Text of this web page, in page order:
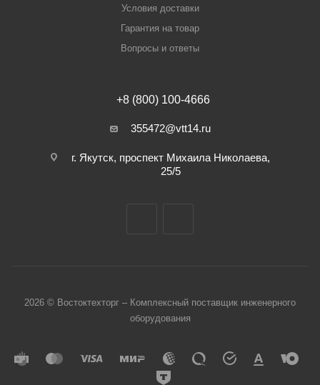
Условия доставки
Гарантия на товар
Вопросы и ответы
+8 (800) 100-4666
355472@vtt14.ru
г. Якутск, проспект Михаила Николаева,
25/5
2026 © Востоктехторг – Комплексный поставщик инженерного
оборудования